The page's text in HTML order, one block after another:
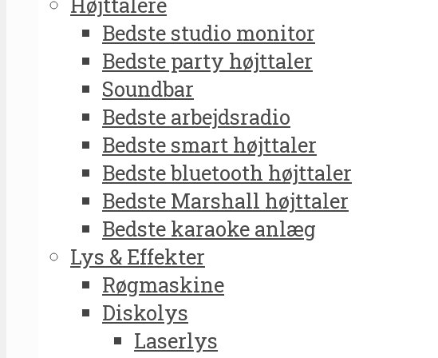
Bedste studio monitor
Bedste party højttaler
Soundbar
Bedste arbejdsradio
Bedste smart højttaler
Bedste bluetooth højttaler
Bedste Marshall højttaler
Bedste karaoke anlæg
Lys & Effekter
Røgmaskine
Diskolys
Laserlys